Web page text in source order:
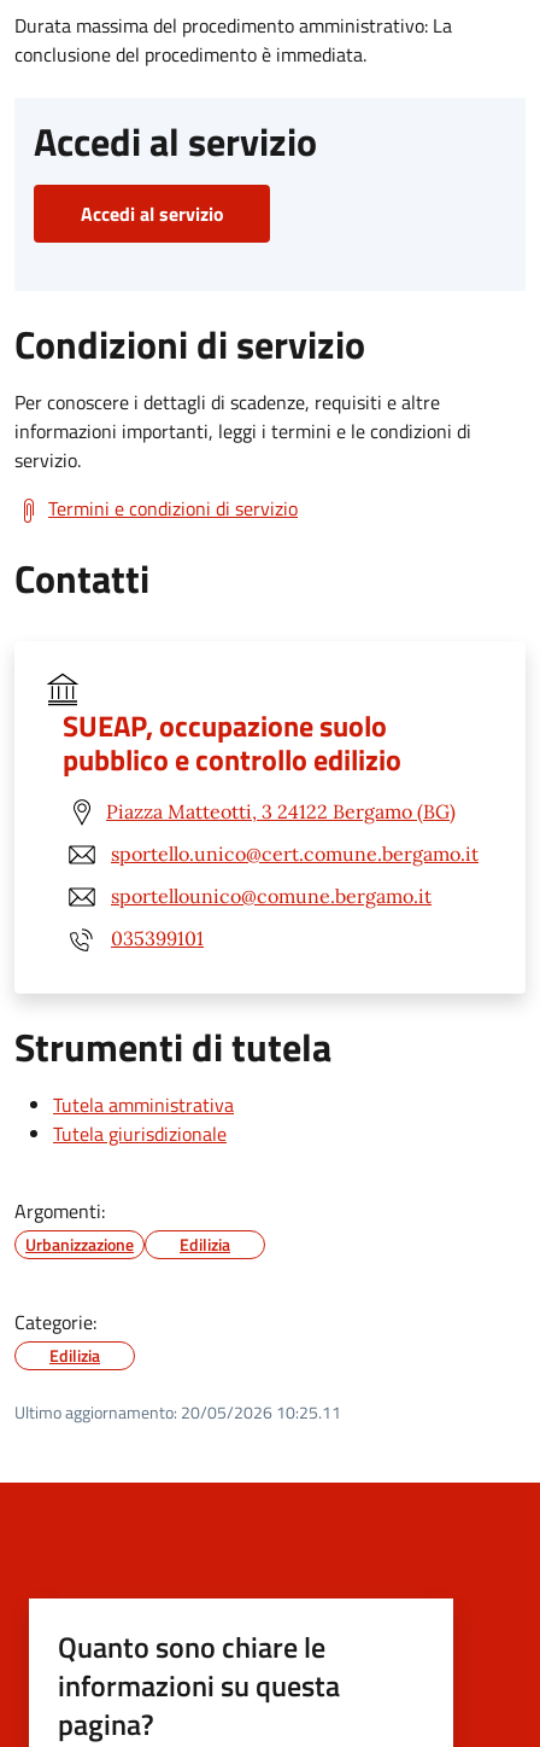
Durata massima del procedimento amministrativo: La
conclusione del procedimento è immediata.
Accedi al servizio
Accedi al servizio
Condizioni di servizio
Per conoscere i dettagli di scadenze, requisiti e altre
informazioni importanti, leggi i termini e le condizioni di
servizio.
Termini e condizioni di servizio
Contatti
SUEAP, occupazione suolo
pubblico e controllo edilizio
Piazza Matteotti, 3 24122 Bergamo (BG)
sportello.unico@cert.comune.bergamo.it
sportellounico@comune.bergamo.it
035399101
Strumenti di tutela
Tutela amministrativa
Tutela giurisdizionale
Argomenti:
Urbanizzazione Edilizia
Categorie:
Edilizia
Ultimo aggiornamento: 20/05/2026 10:25.11
Quanto sono chiare le
informazioni su questa
pagina?